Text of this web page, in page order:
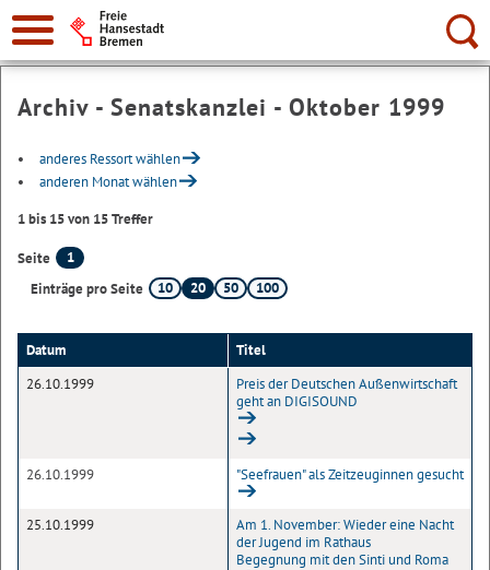
Suche:
Archiv - Senatskanzlei - Oktober 1999
anderes Ressort wählen
anderen Monat wählen
1 bis 15 von 15 Treffer
Seite
1
Einträge pro Seite
10 20 50 100
Datum
Titel
26.10.1999
Preis der Deutschen Außenwirtschaft
geht an DIGISOUND
26.10.1999 "Seefrauen" als Zeitzeuginnen gesucht
25.10.1999
Am 1. November: Wieder eine Nacht
der Jugend im Rathaus
Begegnung mit den Sinti und Roma